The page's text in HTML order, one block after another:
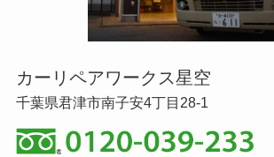
カーリペアワークス星空
千葉県君津市南子安4丁目28-1